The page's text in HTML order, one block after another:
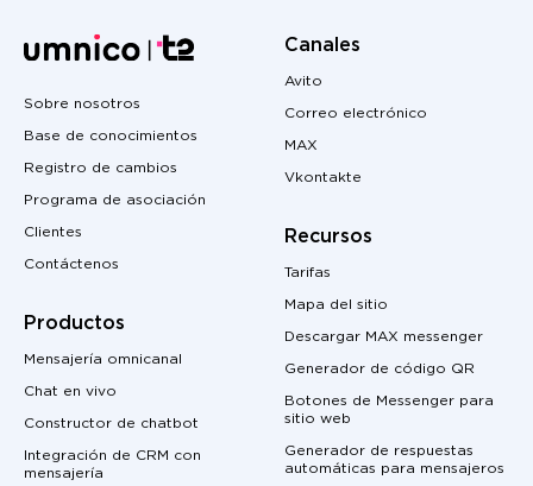
Sobre nosotros
Base de conocimientos
Registro de cambios
Programa de asociación
Clientes
Contáctenos
Productos
Mensajería omnicanal
Chat en vivo
Constructor de chatbot
Integración de CRM con
mensajería
Canales
Avito
Correo electrónico
MAX
Vkontakte
Recursos
Tarifas
Mapa del sitio
Descargar MAX messenger
Generador de código QR
Botones de Messenger para
sitio web
Generador de respuestas
automáticas para mensajeros